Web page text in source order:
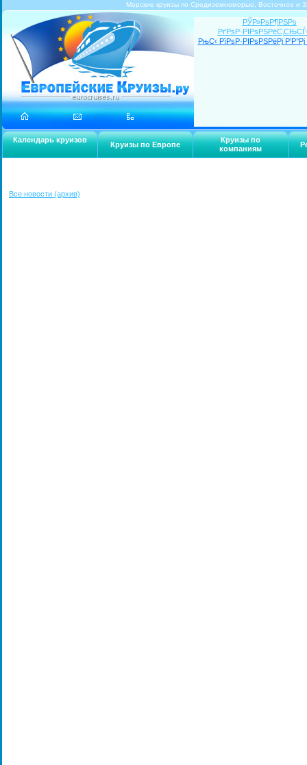
Морские круизы по Средиземноморью, Восточное и
Календарь круизов
Круизы по Европе
Круизы по
компаниям
РЎР»РѕР¶РЅРѕ
РњС‹ РїРѕР·РІРѕРЅРёРј
Все новости (архив)